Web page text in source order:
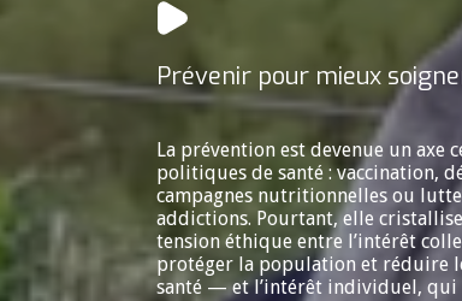
Prévenir pour mieux
La prévention est devenue un axe
politiques de santé : vaccination,
campagnes nutritionnelles ou
addictions. Pourtant, elle
tension éthique entre l’intérêt
protéger la population et réduire
santé — et l’intérêt individuel, qui